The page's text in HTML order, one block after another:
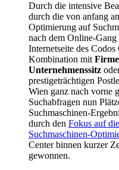
Durch die intensive
durch die von anfang
Optimierung auf
nach dem Online-
Internetseite des
Kombination mit
Unternehmenssitz
prestigeträchtigen
Wien ganz nach vorne
Suchabfragen nun
Suchmaschinen-
durch den Fokus auf
Suchmaschinen-
Center binnen kurzer
gewonnen.